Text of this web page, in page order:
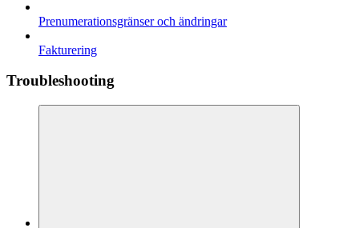
Prenumerationsgränser och ändringar
Fakturering
Troubleshooting